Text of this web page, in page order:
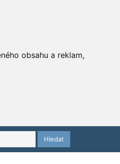
obsahu a reklam,
Hledat